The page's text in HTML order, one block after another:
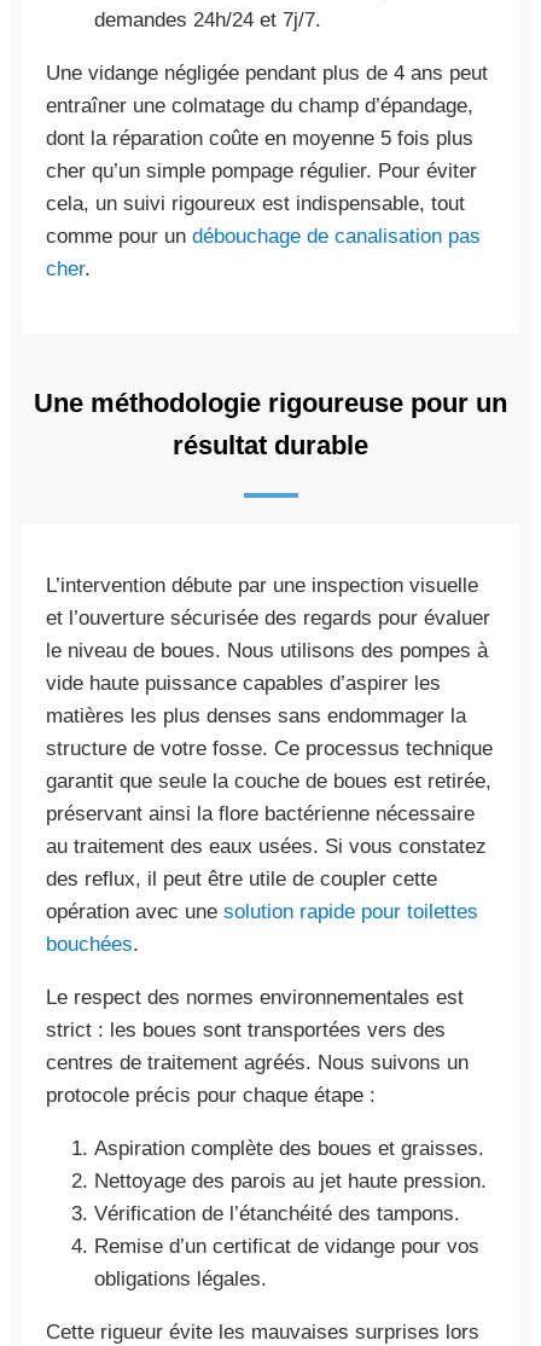
demandes 24h/24 et 7j/7.
Une vidange négligée pendant plus de 4 ans peut
entraîner une colmatage du champ d’épandage,
dont la réparation coûte en moyenne 5 fois plus
cher qu’un simple pompage régulier. Pour éviter
cela, un suivi rigoureux est indispensable, tout
comme pour un débouchage de canalisation pas
cher.
Une méthodologie rigoureuse pour un
résultat durable
L’intervention débute par une inspection visuelle
et l’ouverture sécurisée des regards pour évaluer
le niveau de boues. Nous utilisons des pompes à
vide haute puissance capables d’aspirer les
matières les plus denses sans endommager la
structure de votre fosse. Ce processus technique
garantit que seule la couche de boues est retirée,
préservant ainsi la flore bactérienne nécessaire
au traitement des eaux usées. Si vous constatez
des reflux, il peut être utile de coupler cette
opération avec une solution rapide pour toilettes
bouchées.
Le respect des normes environnementales est
strict : les boues sont transportées vers des
centres de traitement agréés. Nous suivons un
protocole précis pour chaque étape :
Aspiration complète des boues et graisses.
Nettoyage des parois au jet haute pression.
Vérification de l’étanchéité des tampons.
Remise d’un certificat de vidange pour vos
obligations légales.
Cette rigueur évite les mauvaises surprises lors